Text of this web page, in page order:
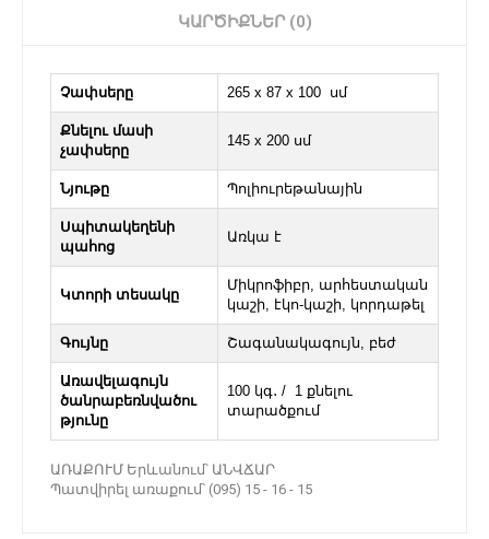
ԿԱՐԾԻՔՆԵՐ (0)
Չափսերը 265 x 87 x 100 սմ
Քնելու մասի
չափսերը
145 х 200 սմ
Նյութը Պոլիուրեթանային
Սպիտակեղենի
պահոց
Առկա է
Կտորի տեսակը
Միկրոֆիբր, արհեստական
կաշի, էկո-կաշի, կորդաթել
Գույնը Շագանակագույն, բեժ
Առավելագույն
ծանրաբեռնվածու
թյունը
100 կգ․ / 1 քնելու
տարածքում
ԱՌԱՔՈՒՄ Երևանում՝ ԱՆՎՃԱՐ
Պատվիրել առաքում՝ (095) 15 - 16 - 15